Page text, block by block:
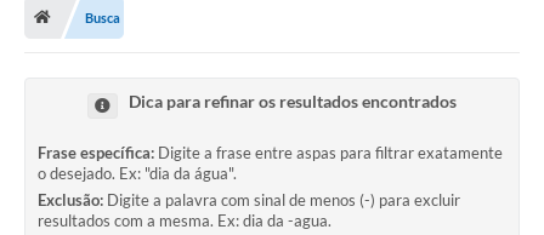
Publicações
Mapa do Site
Ouvidoria
Busca
Dica para refinar os resultados encontrados
Frase específica: Digite a frase entre aspas para filtrar exatamente
o desejado. Ex: "dia da água".
Exclusão: Digite a palavra com sinal de menos (-) para excluir
resultados com a mesma. Ex: dia da -agua.